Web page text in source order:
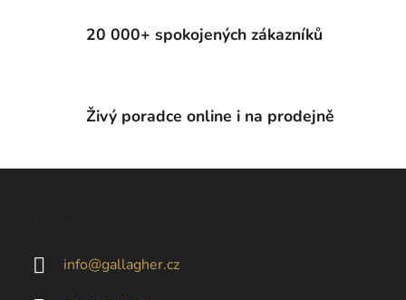
20 000+ spokojených zákazníků
Živý poradce online i na prodejně
info@gallagher.cz